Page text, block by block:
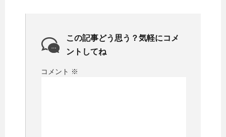
この記事どう思う？気軽にコメ
ントしてね
コメント ※